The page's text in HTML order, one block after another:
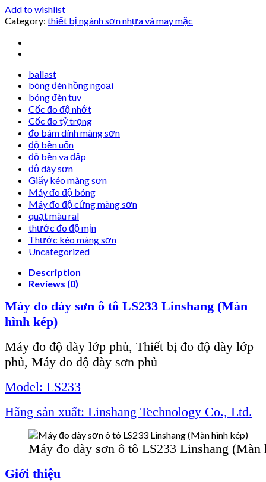
Add to wishlist
Category: thiết bị ngành sơn nhựa và may mặc
ballast
bóng đèn hồng ngoại
bóng đèn tuv
Cốc đo độ nhớt
Cốc đo tỷ trọng
đo bám dính màng sơn
độ bền uốn
độ bền va đập
độ dày sơn
Giấy kéo màng sơn
Máy đo độ bóng
Máy đo độ cứng màng sơn
quạt màu ral
thước đo độ mịn
Thước kéo màng sơn
Uncategorized
Description
Reviews (0)
Máy đo dày sơn ô tô LS233 Linshang (Màn
hình kép)
Máy đo độ dày lớp phủ, Thiết bị đo độ dày lớp
phủ, Máy đo độ dày sơn phủ
Model: LS233
Hãng sản xuất: Linshang Technology Co., Ltd.
Máy đo dày sơn ô tô LS233 Linshang (Màn
Giới thiệu